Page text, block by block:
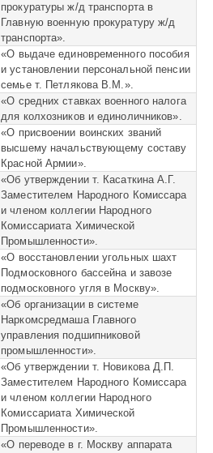
прокуратуры ж/д транспорта в
Главную военную прокуратуру ж/д
транспорта».
«О выдаче единовременного пособия
и установлении персональной пенсии
семье т. Петлякова В.М.».
«О средних ставках военного налога
для колхозников и единоличников».
«О присвоении воинских званий
высшему начальствующему составу
Красной Армии».
«Об утверждении т. Касаткина А.Г.
Заместителем Народного Комиссара
и членом коллегии Народного
Комиссариата Химической
Промышленности».
«О восстановлении угольных шахт
Подмосковного бассейна и завозе
подмосковного угля в Москву».
«Об организации в системе
Наркомсредмаша Главного
управления подшипниковой
промышленности».
«Об утверждении т. Новикова Д.П.
Заместителем Народного Комиссара
и членом коллегии Народного
Комиссариата Химической
Промышленности».
«О переводе в г. Москву аппарата